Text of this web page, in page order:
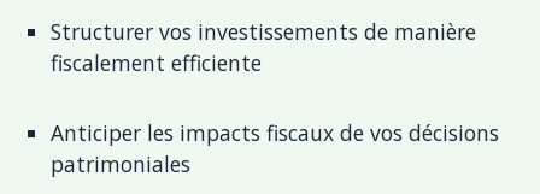
Structurer vos investissements de manière
fiscalement efficiente
Anticiper les impacts fiscaux de vos décisions
patrimoniales